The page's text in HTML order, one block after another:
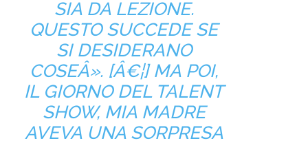
SIA DA LEZIONE.
QUESTO SUCCEDE SE
SI DESIDERANO
COSEÂ». [Â€¦] MA POI,
IL GIORNO DEL TALENT
SHOW, MIA MADRE
AVEVA UNA SORPRESA